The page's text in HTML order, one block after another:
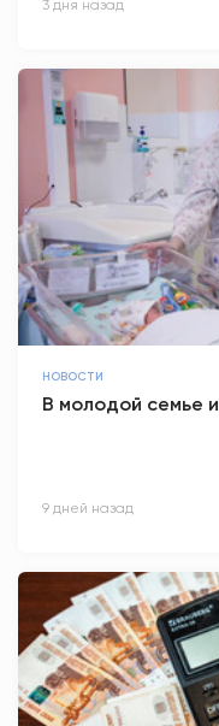
3 дня назад
НОВОСТИ
В молодой семье
9 дней назад